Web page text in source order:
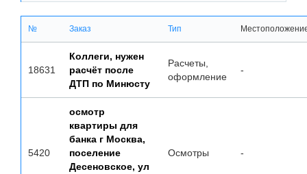
№ Заказ Тип
18631
Коллеги, нужен
расчёт после
ДТП по Минюсту
Расчеты,
оформление
-
5420
осмотр
квартиры для
банка г Москва,
поселение
Десеновское, ул
Осмотры -